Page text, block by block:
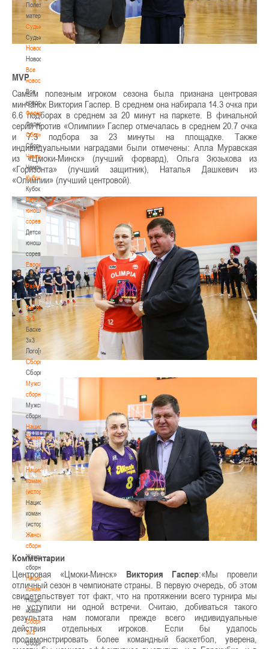
Полезные
материалы
Судьи
Судьи
Новости
Новости
Все
новости
Все
новости
Федерация
Федерация
Сборные
Сборные
Чемпионат
Чемпионат
Кубок
Кубок
Детско-
юношеские
соревнования
Детско-
юношеские
соревнования
Еврокубки
Еврокубки
Разное
Разное
Баскетбол
3х3
Баскетбол
3х3
Лого[modid=121]
Сборные
Сборные
Мужские
сборные
Мужские
сборные
Национальная
команда
Национальная
команда
Национальная
команда
(история)
Национальная
команда
(история)
Женские
сборные
Женские
сборные
Национальная
команда
Национальная
команда
Сборные
3х3
Сборные
MVP
Самым полезным игроком сезона была признана центровая
минчанок Виктория Гаспер. В среднем она набирала 14.3 очка при
6.6 подборах в среднем за 20 минут на паркете. В финальной
серии против «Олимпии» Гаспер отмечалась в среднем 20.7 очка
и 7.3 подбора за 23 минуты на площадке. Также
индивидуальными наградами были отмечены: Алла Муравская
из «Цмоки-Минск» (лучший форвард), Ольга Зюзькова из
«Горизонта» (лучший защитник), Наталья Дашкевич из
«Олимпии» (лучший центровой).
Комментарии
Центровая «Цмоки-Минск» Виктория Гаспер:«Мы провели
отличный сезон в чемпионате страны. В первую очередь, об этом
свидетельствует тот факт, что на протяжении всего турнира мы
не уступили ни одной встречи. Считаю, добиваться такого
результата нам помогали прежде всего индивидуальные
действия отдельных игроков. Если бы удалось
продемонстрировать более командный баскетбол, уверена,